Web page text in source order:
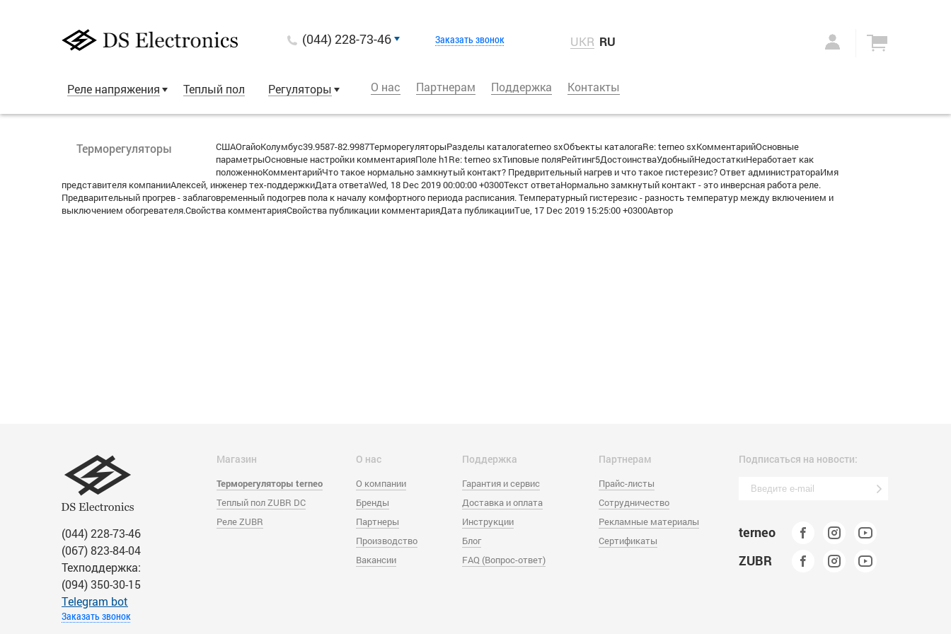
(044) 228-73-46 Заказать звонок UKR RU
Реле напряжения Теплый пол Регуляторы О нас Партнерам Поддержка Контакты
Терморегуляторы
СШАОгайоКолумбус39.9587-82.9987ТерморегуляторыРазделы каталогаterneo sxОбъекты каталогаRe: terneo sxКомментарийОсновные
параметрыОсновные настройки комментарияПоле h1Re: terneo sxТиповые поляРейтинг5ДостоинстваУдобныйНедостаткиНеработает как
положенноКомментарийЧто такое нормально замкнутый контакт? Предврительный нагрев и что такое гистерезис? Ответ администратораИмя
представителя компанииАлексей, инженер тех-поддержкиДата ответаWed, 18 Dec 2019 00:00:00 +0300Текст ответаНормально замкнутый контакт - это инверсная работа реле.
Предварительный прогрев - заблаговременный подогрев пола к началу комфортного периода расписания. Температурный гистерезис - разность температур между включением и
выключением обогревателя.Свойства комментарияСвойства публикации комментарияДата публикацииTue, 17 Dec 2019 15:25:00 +0300Автор
(044) 228-73-46
(067) 823-84-04
Техподдержка:
(094) 350-30-15
Тelegram bot
Заказать звонок
Магазин
Терморегуляторы terneo
Теплый пол ZUBR DC
Реле ZUBR
О нас
О компании
Бренды
Партнеры
Производство
Вакансии
Поддержка
Гарантия и сервис
Доставка и оплата
Инструкции
Блог
FAQ (Вопрос-ответ)
Партнерам
Прайс-листы
Сотрудничество
Рекламные материалы
Сертификаты
Подписаться на новости:
terneo
ZUBR